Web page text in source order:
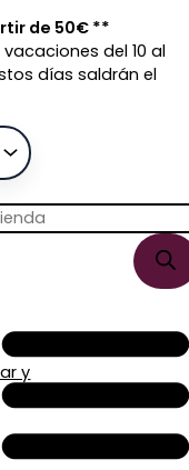
de 50€ **
del 10 al
días saldrán el
y
Bosque De Las